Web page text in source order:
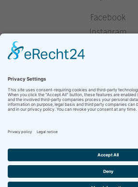
Facebook
Instagram
déclaration de protection